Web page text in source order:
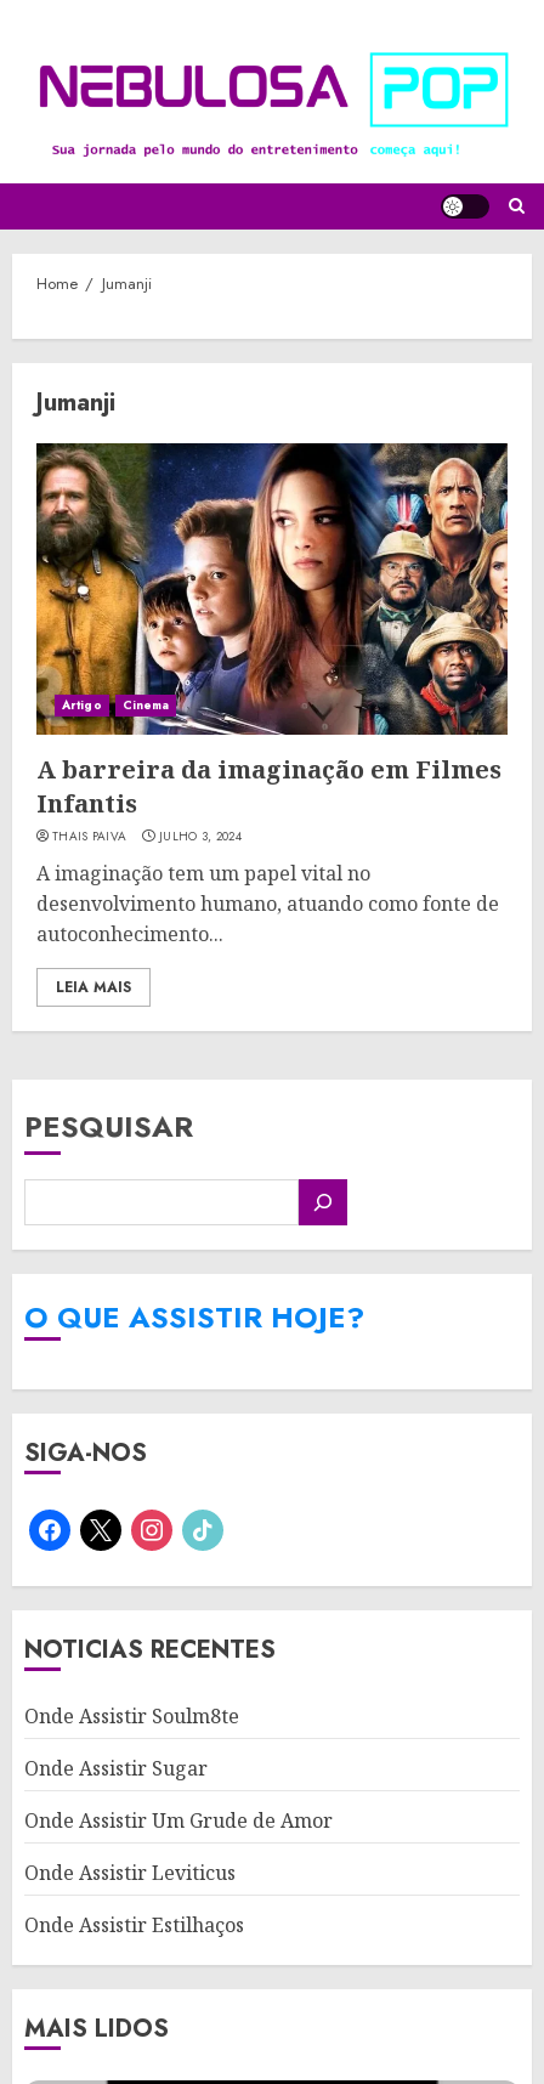
content
Home Jumanji
Jumanji
Artigo Cinema
A barreira da imaginação em Filmes
Infantis
THAIS PAIVA JULHO 3, 2024
A imaginação tem um papel vital no
desenvolvimento humano, atuando como fonte de
autoconhecimento...
LEIA MAIS
PESQUISAR
O QUE ASSISTIR HOJE?
SIGA-NOS
facebook
x instagram
tiktok
NOTICIAS RECENTES
Onde Assistir Soulm8te
Onde Assistir Sugar
Onde Assistir Um Grude de Amor
Onde Assistir Leviticus
Onde Assistir Estilhaços
MAIS LIDOS